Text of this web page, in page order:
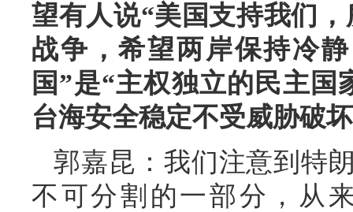
望有人说“美国支持我们
战争，希望两岸保持冷
国”是“主权独立的民主
台海安全稳定不受威胁破
郭嘉昆：我们注意到特
不可分割的一部分，从